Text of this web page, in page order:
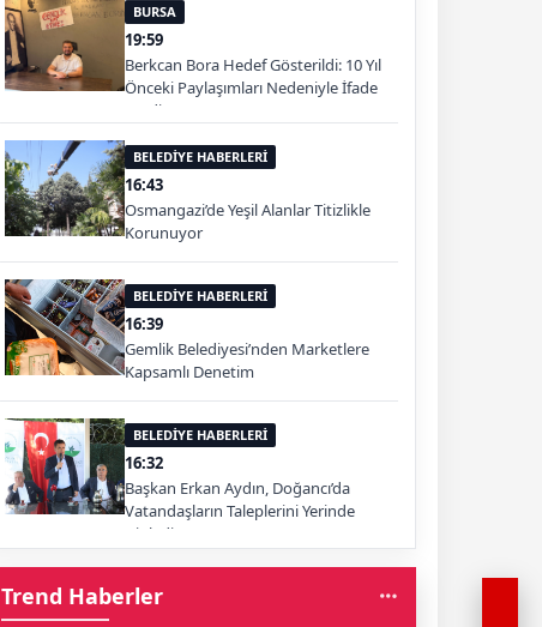
BURSA
19:59
Berkcan Bora Hedef Gösterildi: 10 Yıl
Önceki Paylaşımları Nedeniyle İfade
Verdi
BELEDİYE HABERLERİ
16:43
Osmangazi’de Yeşil Alanlar Titizlikle
Korunuyor
BELEDİYE HABERLERİ
16:39
Gemlik Belediyesi’nden Marketlere
Kapsamlı Denetim
BELEDİYE HABERLERİ
16:32
Başkan Erkan Aydın, Doğancı’da
Vatandaşların Taleplerini Yerinde
Dinledi
Trend Haberler